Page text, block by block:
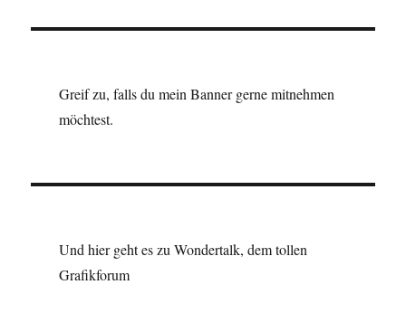
Greif zu, falls du mein Banner gerne mitnehmen
möchtest.
Und hier geht es zu Wondertalk, dem tollen
Grafikforum